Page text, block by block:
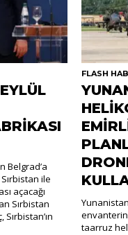
Belgrad’a
ile
açacağı
Sırbistan
FLASH
taarruz